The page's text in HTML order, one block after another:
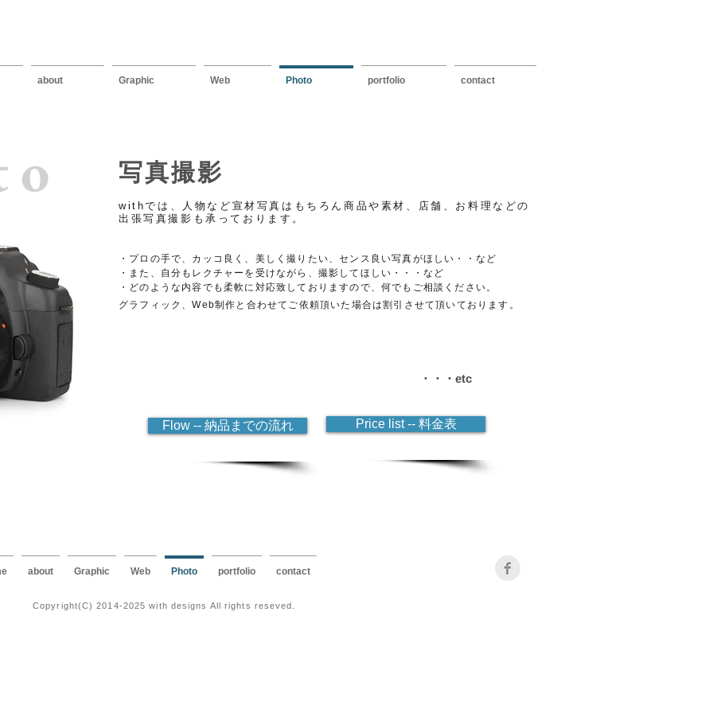
about Graphic Web Photo portfolio contact
写真撮影
withでは、人物など宣材写真はもちろん商品や素材、店舗、お料理などの
出張写真撮影も承っております。
・プロの手で、カッコ良く、美しく撮りたい、センス良い写真がほしい・・など
・また、自分もレクチャーを受けながら、撮影してほしい・・・など
・どのような内容でも柔軟に対応致しておりますので、何でもご相談ください。
グラフィック、Web制作と合わせてご依頼頂いた場合は割引させて頂いております。
・・・etc
Flow -- 納品までの流れ Price list -- 料金表
about Graphic Web Photo portfolio contact
Copyright(C) 2014-2025 with designs All rights reseved